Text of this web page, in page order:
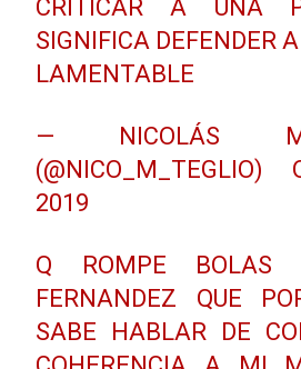
CRITICAR A UNA
SIGNIFICA DEFENDER
LAMENTABLE
— NICOLÁS
(@NICO_M_TEGLIO)
2019
Q ROMPE BOLAS
FERNANDEZ QUE
SABE HABLAR DE